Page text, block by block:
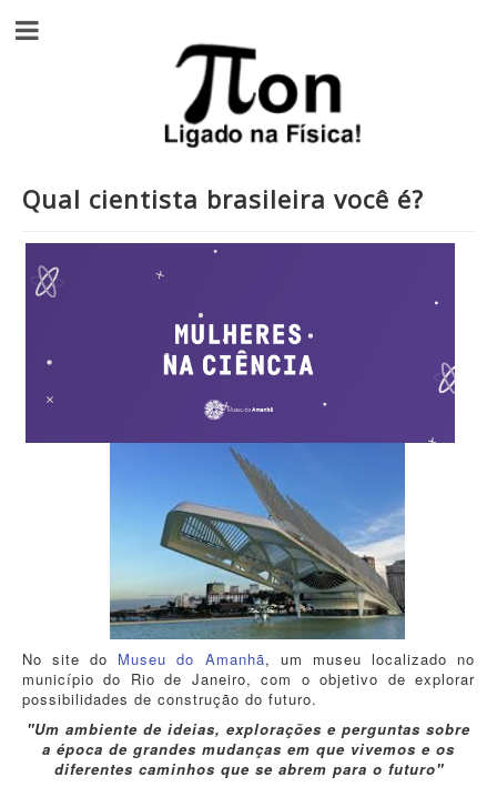
Qual cientista brasileira você é?
No site do Museu do Amanhã, um museu localizado no
município do Rio de Janeiro, com o objetivo de explorar
possibilidades de construção do futuro.
"Um ambiente de ideias, explorações e perguntas sobre
a época de grandes mudanças em que vivemos e os
diferentes caminhos que se abrem para o futuro"